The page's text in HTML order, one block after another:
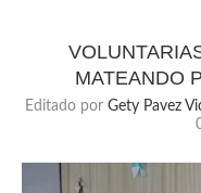
MATEANDO
Editado por Gety Pavez